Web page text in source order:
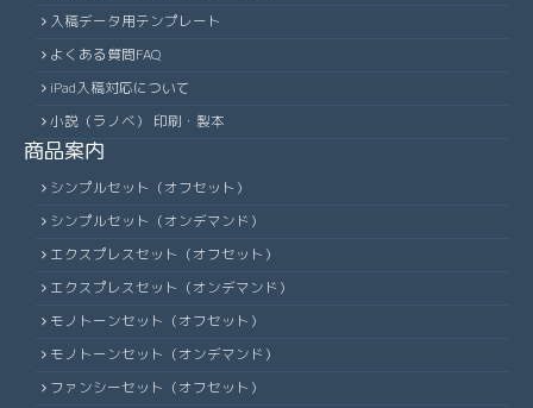
入稿データ用テンプレート
よくある質問FAQ
iPad入稿対応について
小説（ラノベ） 印刷・製本
商品案内
シンプルセット（オフセット）
シンプルセット（オンデマンド）
エクスプレスセット（オフセット）
エクスプレスセット（オンデマンド）
モノトーンセット（オフセット）
モノトーンセット（オンデマンド）
ファンシーセット（オフセット）